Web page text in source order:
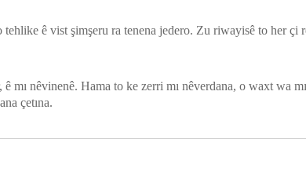
ê vist şimşeru ra tenena jedero. Zu riwayisê to her çi
mı nêvinenê. Hama to ke zerri mı nêverdana, o waxt wa mı
çetına.